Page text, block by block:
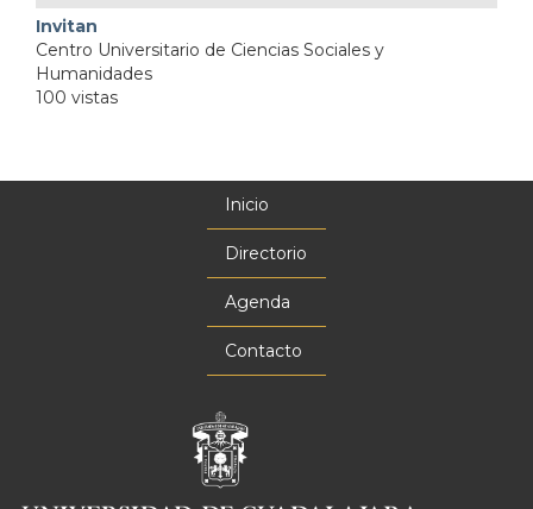
Invitan
Centro Universitario de Ciencias Sociales y
Humanidades
100 vistas
Inicio
Directorio
Agenda
Contacto